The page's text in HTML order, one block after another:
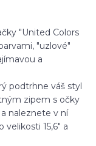
"United Colors
"uzlové"
a
podtrhne váš styl
zipem s očky
naleznete v ní
15,6" a